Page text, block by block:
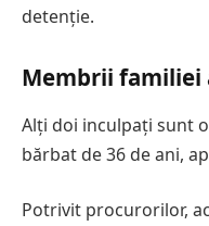
detenție.
Membrii
Alți doi inculpați sunt
bărbat de 36 de ani,
Potrivit procurorilor,